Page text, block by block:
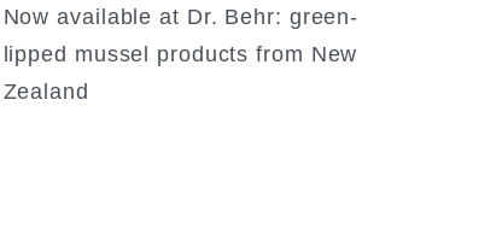
Now available at Dr. Behr: green-
lipped mussel products from New
Zealand